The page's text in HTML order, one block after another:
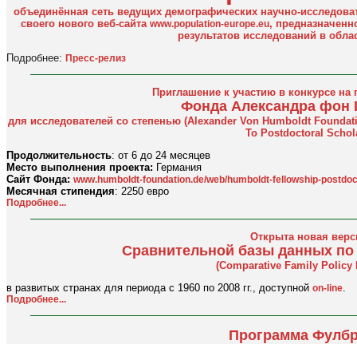
объединённая сеть ведущих демографических научно-
своего нового веб-сайта www.population-europe.eu,
результатов исследований в
Подробнее: Пресс-релиз
Приглашение к участию в конкурсе на
Фонда Александра фон
для исследователей со степенью (Alexander Von Humboldt
To Postdoctoral
Продолжительность: от 6 до 24 месяцев
Место выполнения проекта: Германия
Сайт Фонда: www.humboldt-foundation.de/web/humboldt-fellowship-
Месячная стипендия: 2250 евро
Подробнее...
Открыта новая
Сравнительной базы данных по
(Comparative Family Policy
в развитых странах для периода с 1960 по 2008 гг., доступной on-line
Подробнее...
Программа